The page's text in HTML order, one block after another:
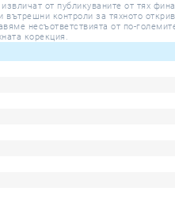
от публикуваните от тях
контроли за тяхното
несъответствията от по-
корекция.